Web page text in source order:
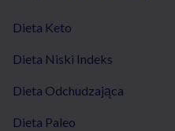
Dieta Keto
Dieta Niski Indeks
Dieta Odchudzająca
Dieta Paleo